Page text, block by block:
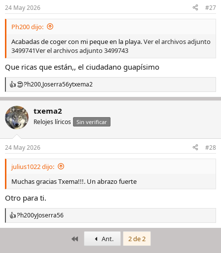
e
s
24 May 2026 #27
Ph200 dijo:
Acabadas de coger con mi peque en la playa.Ver el archivos adjunto
3499741Ver el archivos adjunto 3499743
Que ricas que están,, el ciudadano guapísimo
R
e
c
c
i
e
s
Ph200,Joserra56ytxema2
txema2
Relojes líricos Sin verificar
24 May 2026 #28
julius1022 dijo:
Muchas gracias Txema!!!. Un abrazo fuerte
Otro para ti.
R
e
Ph200yJoserra56
PrimeroAnt. 2 de 2